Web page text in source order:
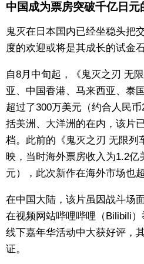
中国成为票房突破千亿日元
鬼灭在日本国内已经坐稳头把
度的欢迎或将是其成长的试金石
自8月中旬起，《鬼灭之刃 无
亚、中国香港、马来西亚、泰
超过了300万美元（约合人民
括美洲、大洋洲的在内，该片
档。此前的《鬼灭之刃 无限列
映，当时海外票房收入为1.2亿
元），此次新作在海外市场也
在中国大陆，该片虽因战斗场
在视频网站哔哩哔哩（Bilibili）
线下嘉年华活动中大获好评，
证。